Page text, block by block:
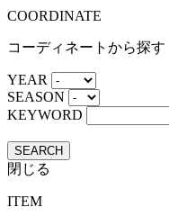
COORDINATE
コーディネートから探す
YEAR
SEASON
KEYWORD
SEARCH
閉じる
ITEM